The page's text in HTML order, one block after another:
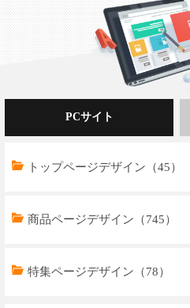
PCサイト
トップページデザイン（45）
商品ページデザイン（745）
特集ページデザイン（78）